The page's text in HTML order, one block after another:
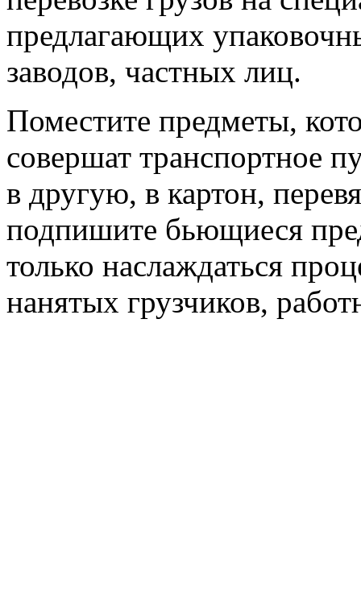
предлагающих
заводов, частных лиц.
Поместите предметы,
совершат транспортное
в другую, в картон,
подпишите бьющиеся
только наслаждаться
нанятых грузчиков,